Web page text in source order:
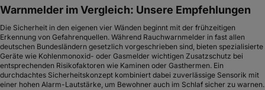
Warnmelder im Vergleich: Unsere Empfehlungen
Die Sicherheit in den eigenen vier Wänden beginnt mit der frühzeitigen
Erkennung von Gefahrenquellen. Während Rauchwarnmelder in fast allen
deutschen Bundesländern gesetzlich vorgeschrieben sind, bieten spezialisierte
Geräte wie Kohlenmonoxid- oder Gasmelder wichtigen Zusatzschutz bei
entsprechenden Risikofaktoren wie Kaminen oder Gasthermen. Ein
durchdachtes Sicherheitskonzept kombiniert dabei zuverlässige Sensorik mit
einer hohen Alarm-Lautstärke, um Bewohner auch im Schlaf sicher zu warnen.